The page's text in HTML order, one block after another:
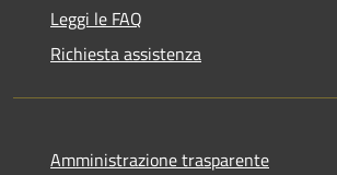
Leggi le FAQ
Richiesta assistenza
Amministrazione trasparente